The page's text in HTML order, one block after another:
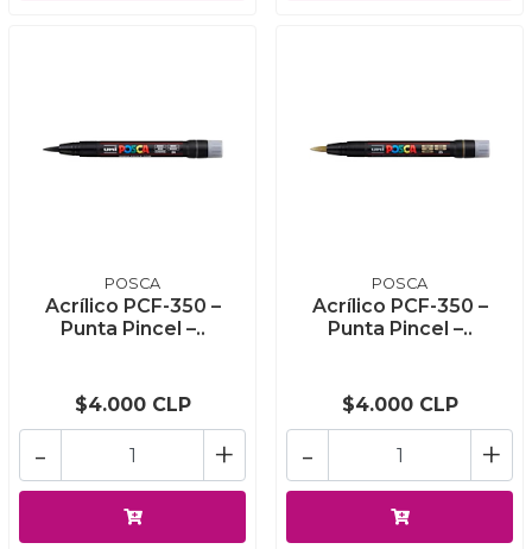
POSCA
Acrílico PCF-350 –
Punta Pincel –..
$4.000 CLP
+
-
POSCA
Acrílico PCF-350 –
Punta Pincel –..
$4.000 CLP
+
-